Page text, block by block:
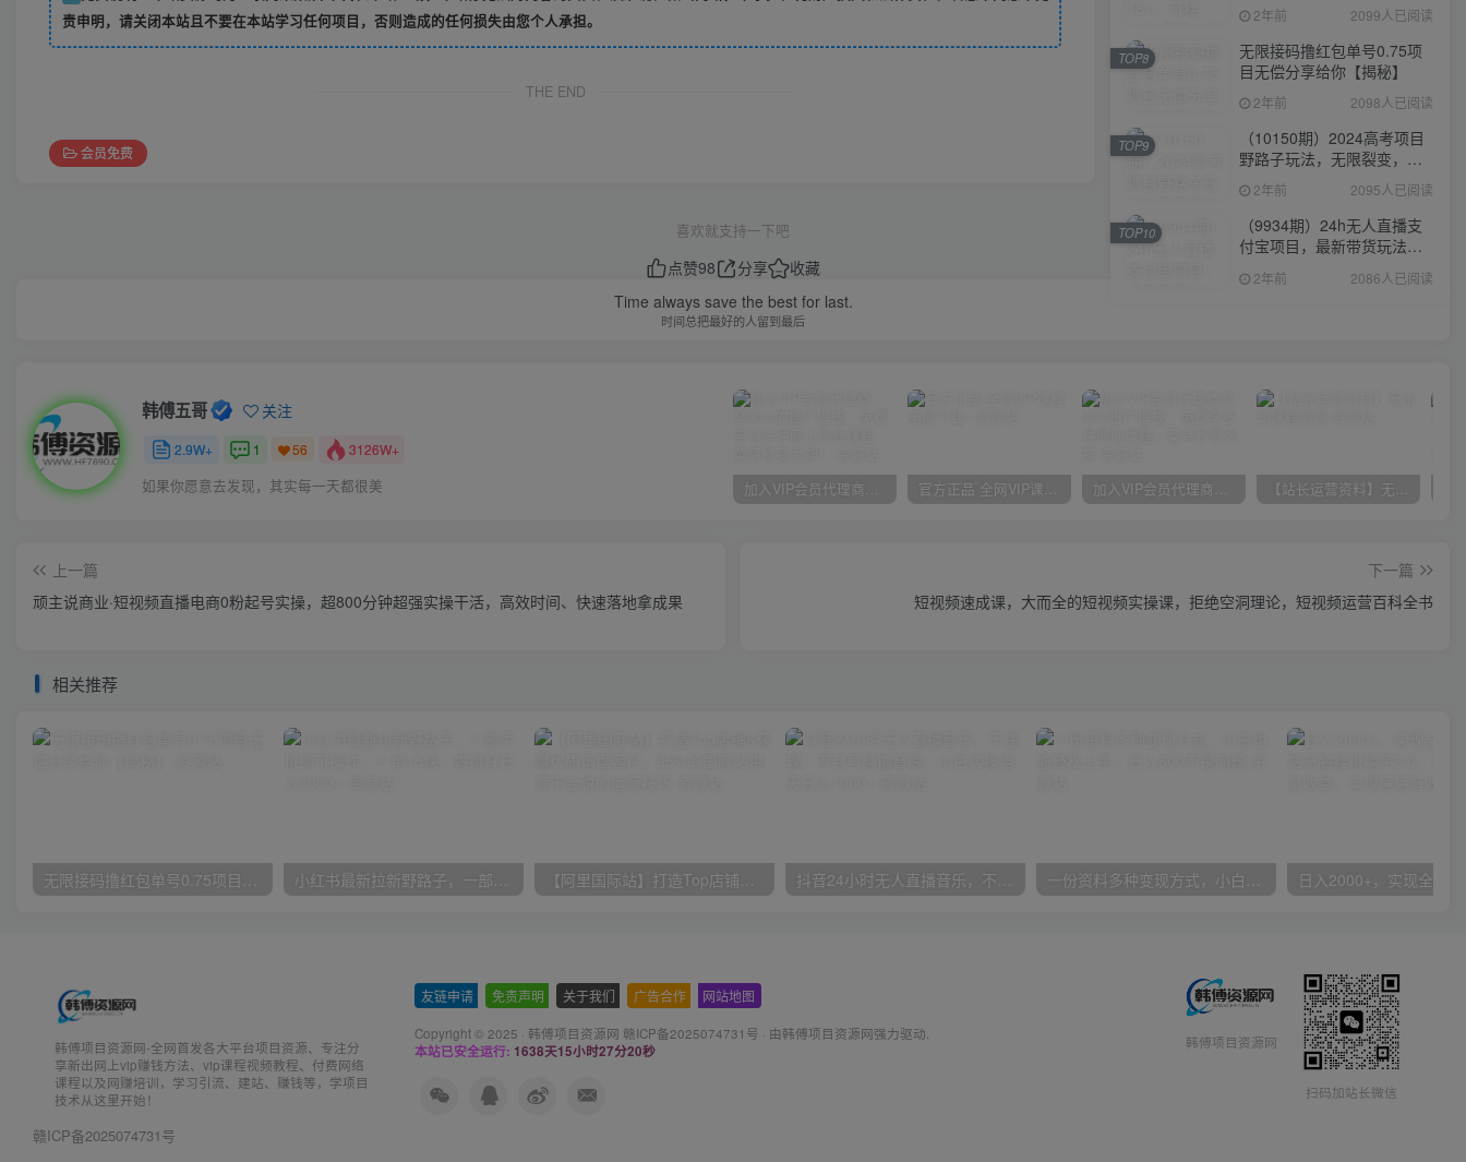
责申明，请关闭本站且不要在本站学习任何项目，否则造成的任何损失由您个人承担。
THE END
会员免费
喜欢就支持一下吧
点赞98 分享
收藏
Time always save the best for last.
时间总把最好的人留到最后
韩傅五哥 关注
2.9W+ 1 56 3126W+
如果你愿意去发现，其实每一天都很美 加入VIP会员代理商，享90%的推广提成，免费学习多种网上创业课程，菜鸟秒变大神！ 官方正品 全网VIP课程 无损下载~ 加入VIP会员代理商享90%推广提成，免费学多种网创课程，菜鸟秒变大神 【站长运营资料】无水印课程资源
上一篇
顽主说商业·短视频直播电商0粉起号实操，超800分钟超强实操干活，高效时间、快速落地拿成果
下一篇
短视频速成课，大而全的短视频实操课，拒绝空洞理论，短视频运营百科全书
相关推荐
电脑均可操作
2年前 2099人已阅读
无限接码撸红包单号0.75项
目无偿分享给你【揭秘】
2年前 2098人已阅读
TOP8
（10150期）2024高考项目
野路子玩法，无限裂变，最
高一天1W＋！
2年前 2095人已阅读
TOP9
（9934期）24h无人直播支
付宝项目，最新带货玩法，
纯躺赚实测日入500+
2年前 2086人已阅读
TOP10
韩傅项目资源网-全网首发各大平台项目资源、专注分
享新出网上vip赚钱方法、vip课程视频教程、付费网络
课程以及网赚培训，学习引流、建站、赚钱等，学项目
技术从这里开始！
友链申请 免责声明 关于我们 广告合作 网站地图
Copyright © 2025 · 韩傅项目资源网 赣ICP备2025074731号 · 由韩傅项目资源网强力驱动.
本站已安全运行: 1638天15小时27分21秒
韩傅项目资源网
扫码加站长微信
赣ICP备2025074731号